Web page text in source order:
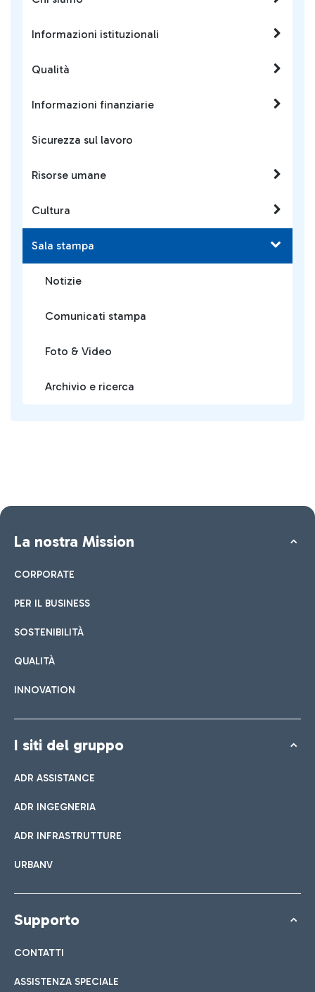
Informazioni istituzionali
Qualità
Informazioni finanziarie
Sicurezza sul lavoro
Risorse umane
Cultura
Sala stampa
Notizie
Comunicati stampa
Foto & Video
Archivio e ricerca
La nostra Mission
CORPORATE
PER IL BUSINESS
SOSTENIBILITÀ
QUALITÀ
INNOVATION
I siti del gruppo
ADR ASSISTANCE
ADR INGEGNERIA
ADR INFRASTRUTTURE
URBANV
Supporto
CONTATTI
ASSISTENZA SPECIALE